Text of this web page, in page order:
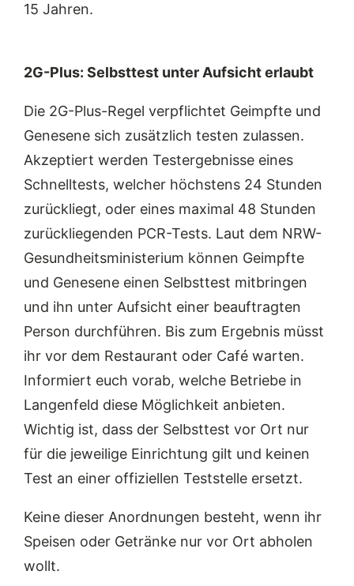
15 Jahren.
2G-Plus: Selbsttest unter Aufsicht erlaubt
Die 2G-Plus-Regel verpflichtet Geimpfte und
Genesene sich zusätzlich testen zulassen.
Akzeptiert werden Testergebnisse eines
Schnelltests, welcher höchstens 24 Stunden
zurückliegt, oder eines maximal 48 Stunden
zurückliegenden PCR-Tests. Laut dem NRW-
Gesundheitsministerium können Geimpfte
und Genesene einen Selbsttest mitbringen
und ihn unter Aufsicht einer beauftragten
Person durchführen. Bis zum Ergebnis müsst
ihr vor dem Restaurant oder Café warten.
Informiert euch vorab, welche Betriebe in
Langenfeld diese Möglichkeit anbieten.
Wichtig ist, dass der Selbsttest vor Ort nur
für die jeweilige Einrichtung gilt und keinen
Test an einer offiziellen Teststelle ersetzt.
Keine dieser Anordnungen besteht, wenn ihr
Speisen oder Getränke nur vor Ort abholen
wollt.